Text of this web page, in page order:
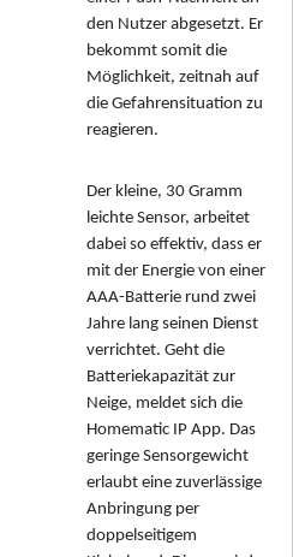
den Nutzer abgesetzt. Er
bekommt somit die
Möglichkeit, zeitnah auf
die Gefahrensituation zu
reagieren.
Der kleine, 30 Gramm
leichte Sensor, arbeitet
dabei so effektiv, dass er
mit der Energie von einer
AAA-Batterie rund zwei
Jahre lang seinen Dienst
verrichtet. Geht die
Batteriekapazität zur
Neige, meldet sich die
Homematic IP App. Das
geringe Sensorgewicht
erlaubt eine zuverlässige
Anbringung per
doppelseitigem